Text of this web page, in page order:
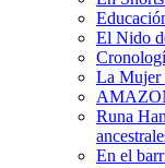
El Nido
La Mujer
Runa
En el